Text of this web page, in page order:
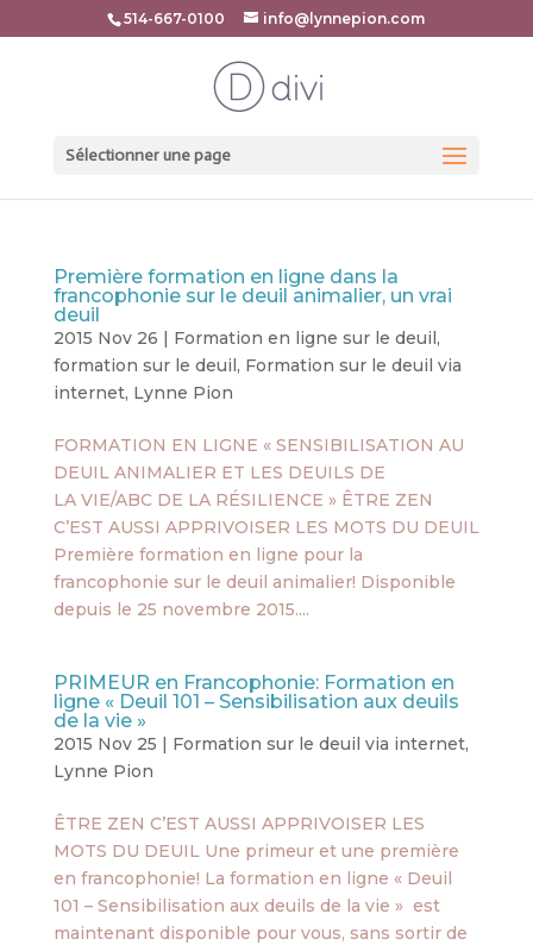
514-667-0100 info@lynnepion.com
Sélectionner une page
Première formation en ligne dans la
francophonie sur le deuil animalier, un vrai
deuil
2015 Nov 26 | Formation en ligne sur le deuil,
formation sur le deuil, Formation sur le deuil via
internet, Lynne Pion
FORMATION EN LIGNE « SENSIBILISATION AU
DEUIL ANIMALIER ET LES DEUILS DE
LA VIE/ABC DE LA RÉSILIENCE » ÊTRE ZEN
C’EST AUSSI APPRIVOISER LES MOTS DU DEUIL
Première formation en ligne pour la
francophonie sur le deuil animalier! Disponible
depuis le 25 novembre 2015....
PRIMEUR en Francophonie: Formation en
ligne « Deuil 101 – Sensibilisation aux deuils
de la vie »
2015 Nov 25 | Formation sur le deuil via internet,
Lynne Pion
ÊTRE ZEN C’EST AUSSI APPRIVOISER LES
MOTS DU DEUIL Une primeur et une première
en francophonie! La formation en ligne « Deuil
101 – Sensibilisation aux deuils de la vie » est
maintenant disponible pour vous, sans sortir de